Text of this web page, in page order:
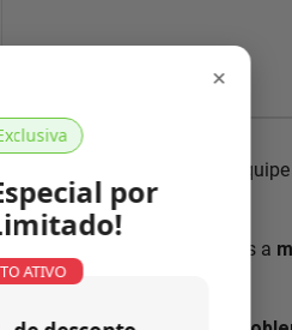
×
por
ATIVO
como ninguém. Nossa
única no mercado. Somos a